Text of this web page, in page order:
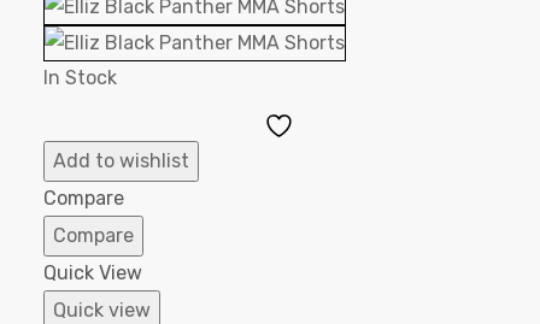
In Stock
Add to wishlist
Compare
Compare
Quick View
Quick view